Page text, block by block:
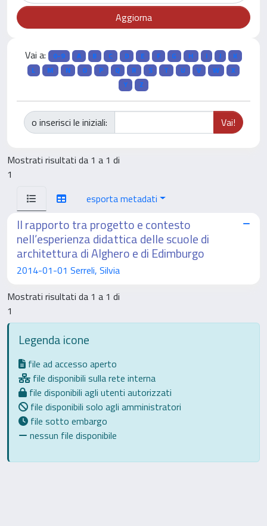
Vai a: 0-9 A B C D E F G H I J
K
L
M N O P Q R S T U V W
X
Y
Z
o inserisci le iniziali:
Mostrati risultati da 1 a 1 di
1
esporta metadati
Il rapporto tra progetto e contesto
nell’esperienza didattica delle scuole di
architettura di Alghero e di Edimburgo
2014-01-01 Serreli, Silvia
Mostrati risultati da 1 a 1 di
1
Legenda icone
file ad accesso aperto
file disponibili sulla rete interna
file disponibili agli utenti autorizzati
file disponibili solo agli amministratori
file sotto embargo
nessun file disponibile